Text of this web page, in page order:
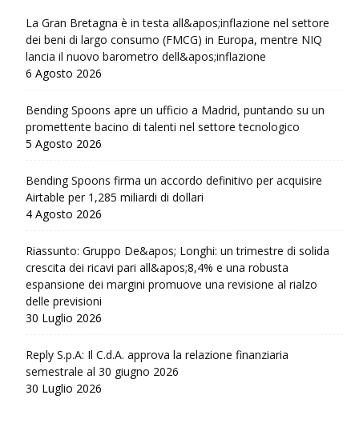
La Gran Bretagna è in testa all&apos;inflazione nel settore
dei beni di largo consumo (FMCG) in Europa, mentre NIQ
lancia il nuovo barometro dell&apos;inflazione
6 Agosto 2026
Bending Spoons apre un ufficio a Madrid, puntando su un
promettente bacino di talenti nel settore tecnologico
5 Agosto 2026
Bending Spoons firma un accordo definitivo per acquisire
Airtable per 1,285 miliardi di dollari
4 Agosto 2026
Riassunto: Gruppo De&apos; Longhi: un trimestre di solida
crescita dei ricavi pari all&apos;8,4% e una robusta
espansione dei margini promuove una revisione al rialzo
delle previsioni
30 Luglio 2026
Reply S.p.A: Il C.d.A. approva la relazione finanziaria
semestrale al 30 giugno 2026
30 Luglio 2026